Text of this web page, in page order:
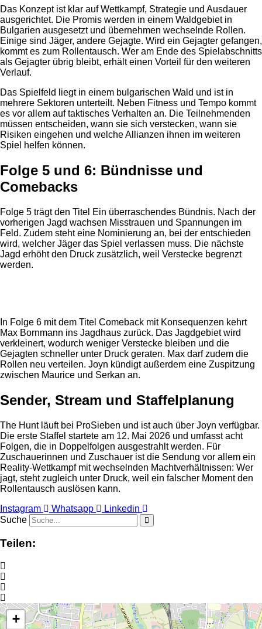
Das Konzept ist klar auf Wettkampf, Strategie und Ausdauer
ausgerichtet. Die Promis werden in einem Waldgebiet in
Bulgarien ausgesetzt und übernehmen wechselnde Rollen.
Einige sind Jäger, andere Gejagte. Wird ein Gejagter gefangen,
kommt es zum Rollentausch. Wer am Ende des Spielabschnitts
als Gejagter übrig bleibt, erhält einen Vorteil für den weiteren
Verlauf.
Das Spielfeld liegt in einem bulgarischen Wald und ist in
mehrere Sektoren unterteilt. Neben Fitness und Tempo kommt
es vor allem auf taktisches Verhalten an. Die Teilnehmenden
müssen entscheiden, wann sie sich verstecken, wann sie
Risiken eingehen und welche Allianzen ihnen im weiteren
Spiel helfen können.
Folge 5 und 6: Bündnisse und
Comebacks
Folge 5 trägt den Titel Ein überraschendes Bündnis. Nach der
vorherigen Jagd wachsen Misstrauen und Spannungen im
Feld. Zudem steht eine Nominierung an, bei der entschieden
wird, welcher Jäger das Spiel verlassen muss. Die nächste
Jagd erhöht den Druck zusätzlich, weil Verstecke begrenzt
werden.
In Folge 6 mit dem Titel Comeback mit Konsequenzen kehrt
Max Bornmann ins Jagdhaus zurück. Das Jagdgebiet wird
verkleinert, wodurch weniger Verstecke bleiben und die
Gejagten schneller unter Druck geraten. Max darf zudem die
Rollen neu verteilen. Joyn kündigt außerdem eine Zuspitzung
zwischen Maurice und Serkan an.
Sender, Stream und Staffelplanung
The Hunt läuft bei ProSieben und ist auch über Joyn verfügbar.
Die erste Staffel startete am 12. Mai 2026 und umfasst acht
Folgen, die in Doppelfolgen ausgestrahlt werden. Für
Zuschauerinnen und Zuschauer ist die Sendung vor allem ein
Reality-Wettkampf mit wechselnden Machtverhältnissen: Wer
jagt, steht zugleich unter Druck, weil ein falscher Moment den
Rollentausch auslösen kann.
Instagram
Whatsapp
Linkedin
Suche
Teilen:
+